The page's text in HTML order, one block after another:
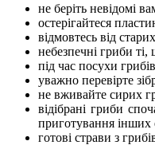
не беріть невідомі
остерігайтеся
відмовтесь від
небезпечні гриби
під час посухи
уважно перевірте
не вживайте сирих
відібрані гриби
приготування інших
готові страви з